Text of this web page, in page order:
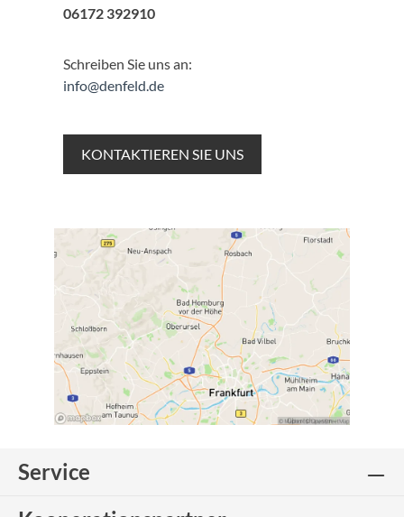
06172 392910
Schreiben Sie uns an:
info@denfeld.de
KONTAKTIEREN SIE UNS
Service